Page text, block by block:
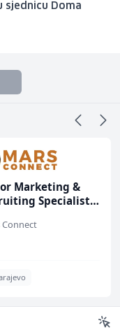
sjednicu Doma
Marketing &
Specialist
Connect